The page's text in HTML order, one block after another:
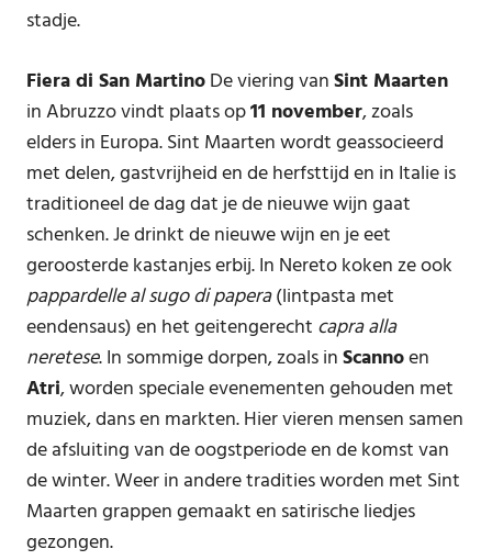
stadje.
Fiera di San MartinoDe viering vanSint Maarten
in Abruzzo vindt plaats op11 november, zoals
elders in Europa. Sint Maarten wordt geassocieerd
met delen, gastvrijheid en de herfsttijd en in Italie is
traditioneel de dag dat je de nieuwe wijn gaat
schenken. Je drinkt de nieuwe wijn en je eet
geroosterde kastanjes erbij. In Nereto koken ze ook
pappardelle al sugo di papera(lintpasta met
eendensaus) en het geitengerecht capra alla
neretese. In sommige dorpen, zoals inScannoen
Atri, worden speciale evenementen gehouden met
muziek, dans en markten. Hier vieren mensen samen
de afsluiting van de oogstperiode en de komst van
de winter. Weer in andere tradities worden met Sint
Maarten grappen gemaakt en satirische liedjes
gezongen.